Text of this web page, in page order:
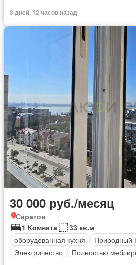
3 дней, 12 часов назад
30 000 руб./месяц
Саратов
1 Комната
33 кв.м
оборудованная кухня
Природный
Электричество
Полностью